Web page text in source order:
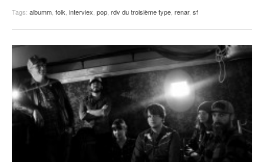
Tags: albumm folk interviex pop rdv du troisième type renar, sf